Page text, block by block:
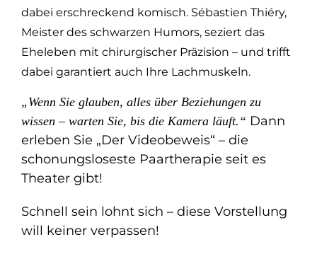
dabei erschreckend komisch. Sébastien Thiéry,
Meister des schwarzen Humors, seziert das
Eheleben mit chirurgischer Präzision – und trifft
dabei garantiert auch Ihre Lachmuskeln.
„Wenn Sie glauben, alles über Beziehungen zu
wissen – warten Sie, bis die Kamera läuft.“ Dann
erleben Sie „Der Videobeweis“ – die
schonungsloseste Paartherapie seit es
Theater gibt!
Schnell sein lohnt sich – diese Vorstellung
will keiner verpassen!